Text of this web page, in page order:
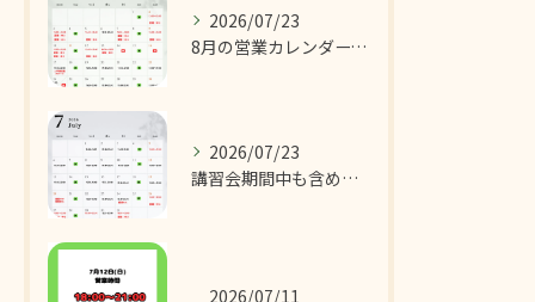
2026/07/23
8月の営業カレンダーです！
2026/07/23
講習会期間中も含めた7月の営業カレンダーです！
2026/07/11